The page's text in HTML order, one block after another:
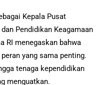
Kepala Pusat
Pendidikan Keagamaan
RI menegaskan bahwa
yang sama penting.
tenaga kependidikan
menguatkan.